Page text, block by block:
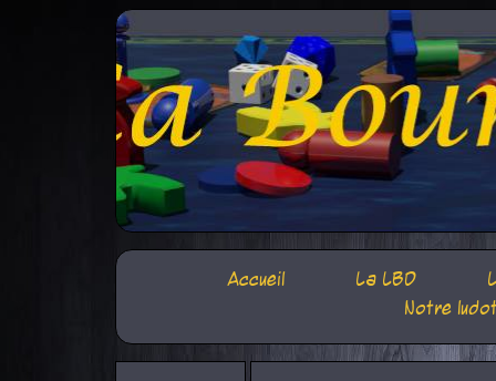
Accueil La LBD
Notre